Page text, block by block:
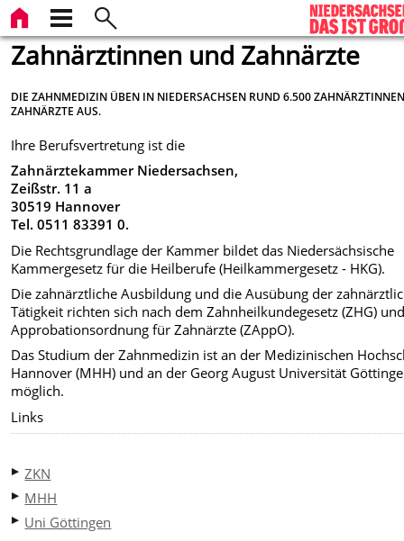
Zahnärztinnen und Zahnärzte
DIE ZAHNMEDIZIN ÜBEN IN NIEDERSACHSEN RUND 6.500
ZAHNÄRZTE AUS.
Ihre Berufsvertretung ist die
Zahnärztekammer Niedersachsen,
Zeißstr. 11 a
30519 Hannover
Tel. 0511 83391 0.
Die Rechtsgrundlage der Kammer bildet das Niedersächsische
Kammergesetz für die Heilberufe (Heilkammergesetz - HKG).
Die zahnärztliche Ausbildung und die Ausübung der
Tätigkeit richten sich nach dem Zahnheilkundegesetz (ZHG)
Approbationsordnung für Zahnärzte (ZAppO).
Das Studium der Zahnmedizin ist an der Medizinischen
Hannover (MHH) und an der Georg August Universität
möglich.
Links
ZKN
MHH
Uni Göttingen